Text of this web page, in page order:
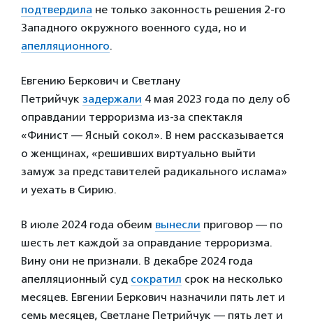
подтвердила не только законность решения 2-го
Западного окружного военного суда, но и
апелляционного.
Евгению Беркович и Светлану
Петрийчук задержали 4 мая 2023 года по делу об
оправдании терроризма из-за спектакля
«Финист — Ясный сокол». В нем рассказывается
о женщинах, «решивших виртуально выйти
замуж за представителей радикального ислама»
и уехать в Сирию.
В июле 2024 года обеим вынесли приговор — по
шесть лет каждой за оправдание терроризма.
Вину они не признали. В декабре 2024 года
апелляционный суд сократил срок на несколько
месяцев. Евгении Беркович назначили пять лет и
семь месяцев, Светлане Петрийчук — пять лет и